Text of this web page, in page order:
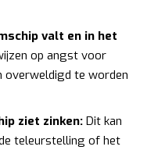
valt en in het
op angst voor
overweldigd te worden
ziet zinken: Dit kan
teleurstelling of het